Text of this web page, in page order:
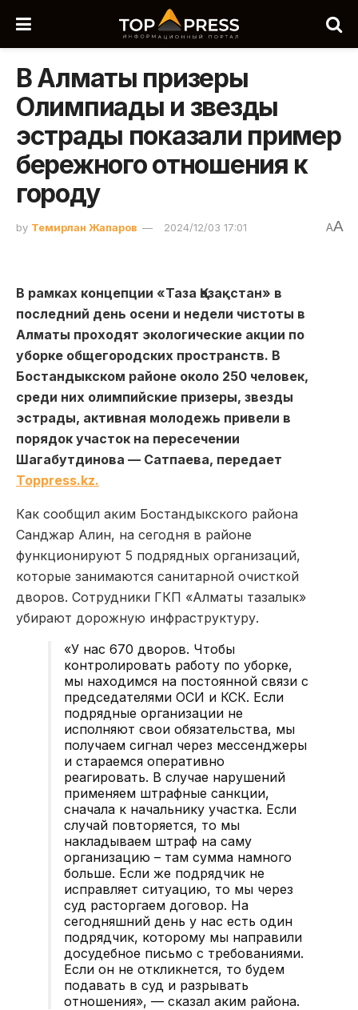
В Алматы призеры
Олимпиады и звезды
эстрады показали пример
бережного отношения к
городу
by Темирлан Жапаров 2024/12/03 17:01 AA
В рамках концепции «Таза Қазақстан» в
последний день осени и недели чистоты в
Алматы проходят экологические акции по
уборке общегородских пространств. В
Бостандыкском районе около 250 человек,
среди них олимпийские призеры, звезды
эстрады, активная молодежь привели в
порядок участок на пересечении
Шагабутдинова — Сатпаева, передает
Toppress.kz.
Как сообщил аким Бостандыкского района
Санджар Алин, на сегодня в районе
функционируют 5 подрядных организаций,
которые занимаются санитарной очисткой
дворов. Сотрудники ГКП «Алматы тазалык»
убирают дорожную инфраструктуру.
«У нас 670 дворов. Чтобы
контролировать работу по уборке,
мы находимся на постоянной связи с
председателями ОСИ и КСК. Если
подрядные организации не
исполняют свои обязательства, мы
получаем сигнал через мессенджеры
и стараемся оперативно
реагировать. В случае нарушений
применяем штрафные санкции,
сначала к начальнику участка. Если
случай повторяется, то мы
накладываем штраф на саму
организацию – там сумма намного
больше. Если же подрядчик не
исправляет ситуацию, то мы через
суд расторгаем договор. На
сегодняшний день у нас есть один
подрядчик, которому мы направили
досудебное письмо с требованиями.
Если он не откликнется, то будем
подавать в суд и разрывать
отношения», — сказал аким района.